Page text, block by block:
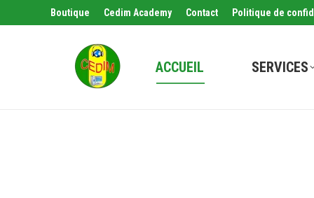
Boutique Cedim Academy Contact Politique de
ACCUEIL SERVICES